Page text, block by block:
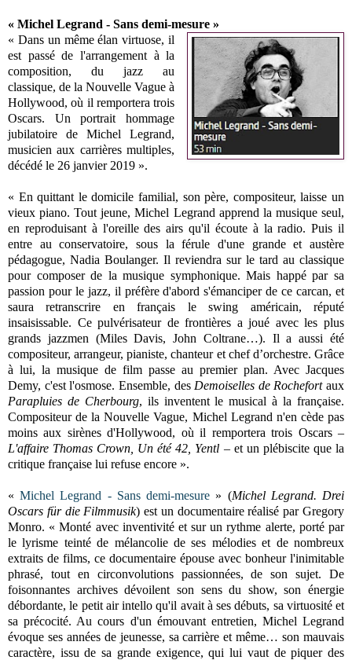
« Michel Legrand - Sans demi-mesure »
« Dans un même élan virtuose, il
est passé de l'arrangement à la
composition, du jazz au
classique, de la Nouvelle Vague à
Hollywood, où il remportera trois
Oscars. Un portrait hommage
jubilatoire de Michel Legrand,
musicien aux carrières multiples,
décédé le 26 janvier 2019 ».
« En quittant le domicile familial, son père, compositeur, laisse un
vieux piano. Tout jeune, Michel Legrand apprend la musique seul,
en reproduisant à l'oreille des airs qu'il écoute à la radio. Puis il
entre au conservatoire, sous la férule d'une grande et austère
pédagogue, Nadia Boulanger. Il reviendra sur le tard au classique
pour composer de la musique symphonique. Mais happé par sa
passion pour le jazz, il préfère d'abord s'émanciper de ce carcan, et
saura retranscrire en français le swing américain, réputé
insaisissable. Ce pulvérisateur de frontières a joué avec les plus
grands jazzmen (Miles Davis, John Coltrane…). Il a aussi été
compositeur, arrangeur, pianiste, chanteur et chef d’orchestre. Grâce
à lui, la musique de film passe au premier plan. Avec Jacques
Demy, c'est l'osmose. Ensemble, des Demoiselles de Rochefort aux
Parapluies de Cherbourg, ils inventent le musical à la française.
Compositeur de la Nouvelle Vague, Michel Legrand n'en cède pas
moins aux sirènes d'Hollywood, où il remportera trois Oscars –
L'affaire Thomas Crown, Un été 42, Yentl – et un plébiscite que la
critique française lui refuse encore ».
«Michel Legrand - Sans demi-mesure » (Michel Legrand. Drei
Oscars für die Filmmusik) est un documentaire réalisé par Gregory
Monro. « Monté avec inventivité et sur un rythme alerte, porté par
le lyrisme teinté de mélancolie de ses mélodies et de nombreux
extraits de films, ce documentaire épouse avec bonheur l'inimitable
phrasé, tout en circonvolutions passionnées, de son sujet. De
foisonnantes archives dévoilent son sens du show, son énergie
débordante, le petit air intello qu'il avait à ses débuts, sa virtuosité et
sa précocité. Au cours d'un émouvant entretien, Michel Legrand
évoque ses années de jeunesse, sa carrière et même… son mauvais
caractère, issu de sa grande exigence, qui lui vaut de piquer des